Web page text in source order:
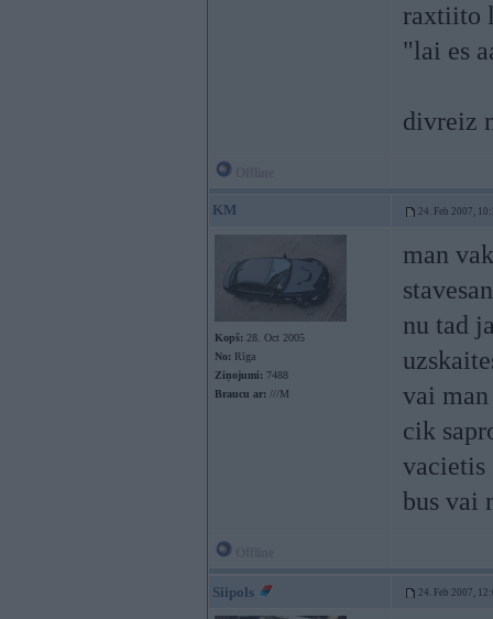
raxtiito
"lai es
divreiz
KM 24. Feb 2007,
Kopš: 28. Oct 2005
No: Rīga
Ziņojumi: 7488
Braucu ar: ///M
man
nu tad
vai man
cik
vacietis
bus vai
Siipols 24. Feb 2007,